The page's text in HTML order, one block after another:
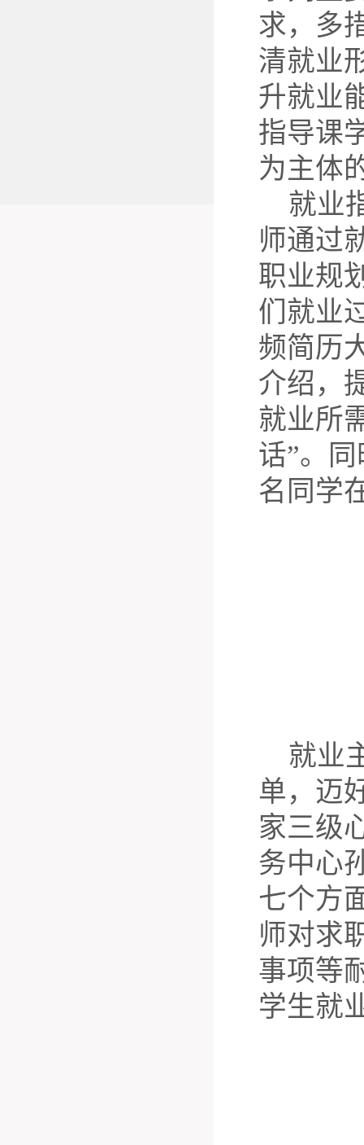
求，多
清就业
升就业
指导课
为主体
就业
师通过
职业规
们就业
频简历
介绍，
就业所
话”。
名同学
就业
单，迈
家三级
务中心
七个方
师对求
事项等
学生就